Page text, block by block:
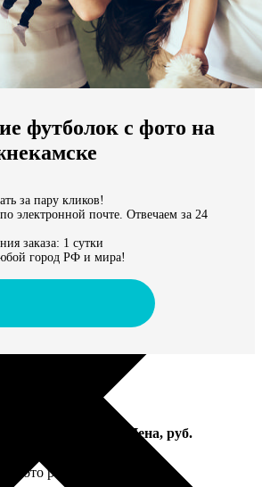
миру
футболок с фото на
за пару кликов!
электронной почте. Отвечаем за 24
заказа: 1 сутки
город РФ и мира!
Цена, руб.
фото размер S
1490
фото размер M